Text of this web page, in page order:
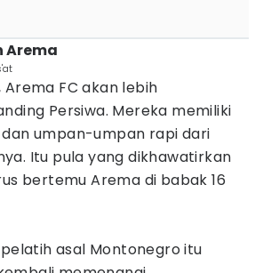
Arema
Arema FC akan lebih
Persiwa. Mereka memiliki
umpan-umpan rapi dari
Itu pula yang dikhawatirkan
bertemu Arema di babak 16
asal Montonegro itu